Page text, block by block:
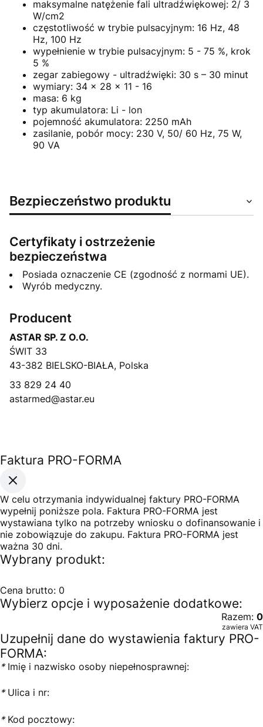
maksymalne natężenie fali ultradźwiękowej: 2/ 3
W/cm2
częstotliwość w trybie pulsacyjnym: 16 Hz, 48
Hz, 100 Hz
wypełnienie w trybie pulsacyjnym: 5 - 75 %, krok
5 %
zegar zabiegowy - ultradźwięki: 30 s – 30 minut
wymiary: 34 x 28 x 11 - 16
masa: 6 kg
typ akumulatora: Li - lon
pojemność akumulatora: 2250 mAh
zasilanie, pobór mocy: 230 V, 50/ 60 Hz, 75 W,
90 VA
Bezpieczeństwo produktu
Certyfikaty i ostrzeżenie
bezpieczeństwa
Posiada oznaczenie CE (zgodność z normami UE).
Wyrób medyczny.
Producent
ASTAR SP. Z O.O.
ŚWIT 33
43-382 BIELSKO-BIAŁA, Polska
33 829 24 40
astarmed@astar.eu
Faktura PRO-FORMA
W celu otrzymania indywidualnej faktury PRO-FORMA
wypełnij poniższe pola. Faktura PRO-FORMA jest
wystawiana tylko na potrzeby wniosku o dofinansowanie i
nie zobowiązuje do zakupu. Faktura PRO-FORMA jest
ważna 30 dni.
Wybrany produkt:
Cena brutto: 0
Wybierz opcje i wyposażenie dodatkowe:
Razem: 0
zawiera VAT
Uzupełnij dane do wystawienia faktury PRO-
FORMA:
*Imię i nazwisko osoby niepełnosprawnej:
*Ulica i nr:
*Kod pocztowy: